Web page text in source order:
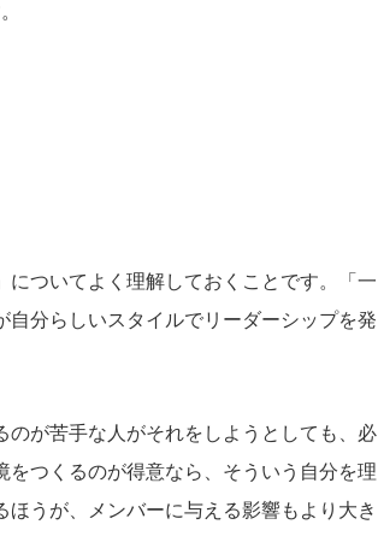
についてよく理解しておくことです。「一
分らしいスタイルでリーダーシップを発
のが苦手な人がそれをしようとしても、必
つくるのが得意なら、そういう自分を理
うが、メンバーに与える影響もより大き